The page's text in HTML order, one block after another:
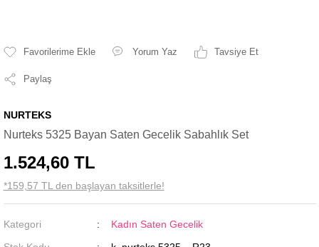
Yorum Yaz Tavsiye Et
Paylaş
NURTEKS
Nurteks 5325 Bayan Saten Gecelik Sabahlık Set
1.524,60 TL
*159,57 TL den başlayan taksitlerle!
Kategori
Kadın Saten Gecelik